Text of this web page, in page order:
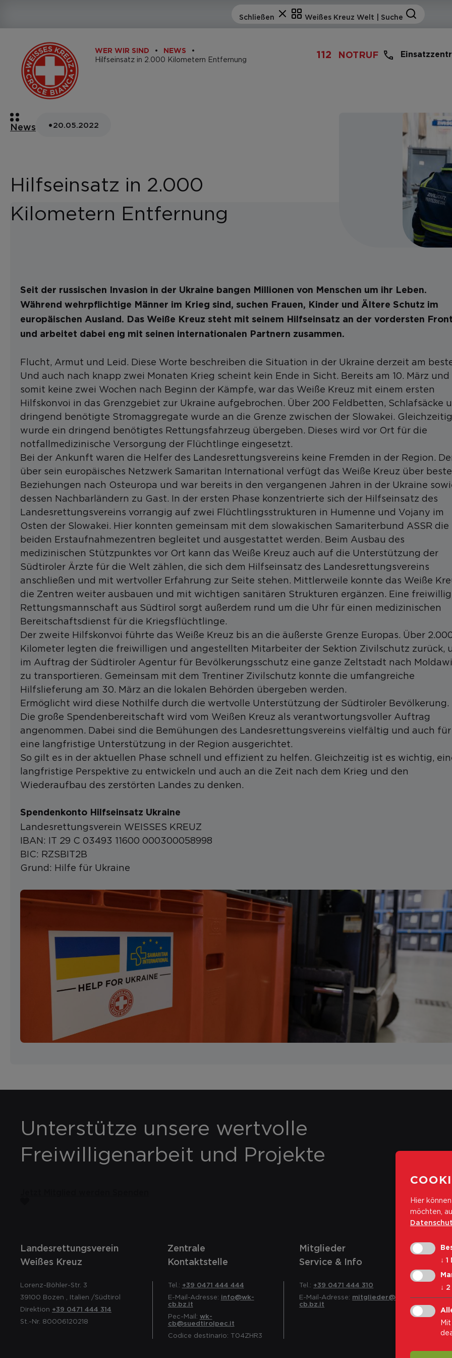
WER WIR SIND NEWS
Hilfseinsatz in 2.000 Kilometern Entfernung 112 NOTRUF
News •20.05.2022
Hilfseinsatz in 2.000
Kilometern Entfernung
Seit der russischen Invasion in der Ukraine bangen Millionen von Menschen um ihr Leben.
Während wehrpflichtige Männer im Krieg sind, suchen Frauen, Kinder und Ältere Schutz im
europäischen Ausland. Das Weiße Kreuz steht mit seinem Hilfseinsatz an der vordersten
und arbeitet dabei eng mit seinen internationalen Partnern zusammen.
Flucht, Armut und Leid. Diese Worte beschreiben die Situation in der Ukraine derzeit am
Und auch nach knapp zwei Monaten Krieg scheint kein Ende in Sicht. Bereits am 10. März und
somit keine zwei Wochen nach Beginn der Kämpfe, war das Weiße Kreuz mit einem ersten
Hilfskonvoi in das Grenzgebiet zur Ukraine aufgebrochen. Über 200 Feldbetten, Schlafsäcke
dringend benötigte Stromaggregate wurde an die Grenze zwischen der Slowakei. Gleichzeitig
wurde ein dringend benötigtes Rettungsfahrzeug übergeben. Dieses wird vor Ort für die
notfallmedizinische Versorgung der Flüchtlinge eingesetzt.
Bei der Ankunft waren die Helfer des Landesrettungsvereins keine Fremden in der Region.
über sein europäisches Netzwerk Samaritan International verfügt das Weiße Kreuz über beste
Beziehungen nach Osteuropa und war bereits in den vergangenen Jahren in der Ukraine
dessen Nachbarländern zu Gast. In der ersten Phase konzentrierte sich der Hilfseinsatz des
Landesrettungsvereins vorrangig auf zwei Flüchtlingsstrukturen in Humenne und Vojany im
Osten der Slowakei. Hier konnten gemeinsam mit dem slowakischen Samariterbund ASSR die
beiden Erstaufnahmezentren begleitet und ausgestattet werden. Beim Ausbau des
medizinischen Stützpunktes vor Ort kann das Weiße Kreuz auch auf die Unterstützung der
Südtiroler Ärzte für die Welt zählen, die sich dem Hilfseinsatz des Landesrettungsvereins
anschließen und mit wertvoller Erfahrung zur Seite stehen. Mittlerweile konnte das Weiße
die Zentren weiter ausbauen und mit wichtigen sanitären Strukturen ergänzen. Eine
Rettungsmannschaft aus Südtirol sorgt außerdem rund um die Uhr für einen medizinischen
Bereitschaftsdienst für die Kriegsflüchtlinge.
Der zweite Hilfskonvoi führte das Weiße Kreuz bis an die äußerste Grenze Europas. Über
Kilometer legten die freiwilligen und angestellten Mitarbeiter der Sektion Zivilschutz zurück,
im Auftrag der Südtiroler Agentur für Bevölkerungsschutz eine ganze Zeltstadt nach
zu transportieren. Gemeinsam mit dem Trentiner Zivilschutz konnte die umfangreiche
Hilfslieferung am 30. März an die lokalen Behörden übergeben werden.
Ermöglicht wird diese Nothilfe durch die wertvolle Unterstützung der Südtiroler Bevölkerung.
Die große Spendenbereitschaft wird vom Weißen Kreuz als verantwortungsvoller Auftrag
angenommen. Dabei sind die Bemühungen des Landesrettungsvereins vielfältig und auch für
eine langfristige Unterstützung in der Region ausgerichtet.
So gilt es in der aktuellen Phase schnell und effizient zu helfen. Gleichzeitig ist es wichtig,
langfristige Perspektive zu entwickeln und auch an die Zeit nach dem Krieg und den
Wiederaufbau des zerstörten Landes zu denken.
Spendenkonto Hilfseinsatz Ukraine
Landesrettungsverein WEISSES KREUZ
IBAN: IT 29 C 03493 11600 000300058998
BIC: RZSBIT2B
Grund: Hilfe für Ukraine
Unterstütze unsere wertvolle
Freiwilligenarbeit und Projekte
Landesrettungsverein
Weißes Kreuz
Lorenz-Böhler-Str. 3
39100 Bozen Italien /Südtirol
Direktion +39 0471 444 314
St.-Nr. 80006120218
Zentrale
Kontaktstelle
Tel.: +39 0471 444 444
E-Mail-Adresse: info@wk-
cb.bz.it
Pec-Mail: wk-
cb@suedtirolpec.it
Codice destinario: T04ZHR3
Mitglieder
Service & Info
Tel.: +39 0471 444 310
E-Mail-Adresse: mitglieder@wk-
cb.bz.it
Hier
möchten,
↓ 1
↓ 2